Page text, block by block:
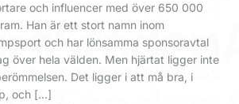
och influencer med över 650 000
Han är ett stort namn inom
och har lönsamma sponsoravtal
över hela välden. Men hjärtat ligger inte
Det ligger i att må bra, i
och […]